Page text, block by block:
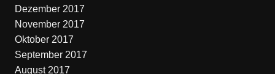
Dezember 2017
November 2017
Oktober 2017
September 2017
August 2017